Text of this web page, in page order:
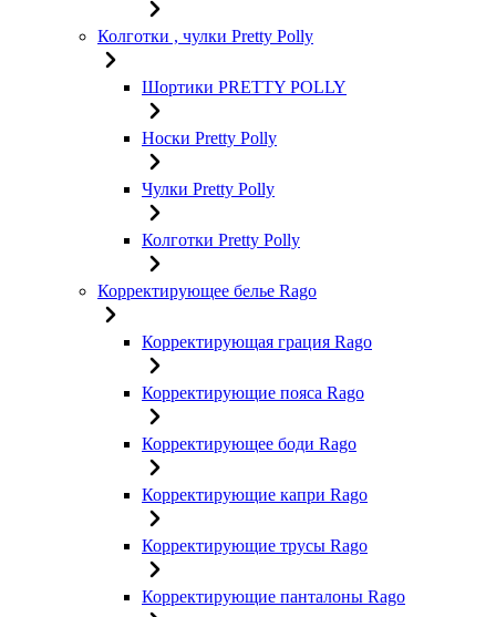
Колготки , чулки Pretty Polly
Шортики PRETTY POLLY
Носки Pretty Polly
Чулки Pretty Polly
Колготки Pretty Polly
Корректирующее белье Rago
Корректирующая грация Rago
Корректирующие пояса Rago
Корректирующее боди Rago
Корректирующие капри Rago
Корректирующие трусы Rago
Корректирующие панталоны Rago